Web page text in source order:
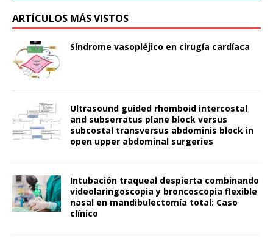
ARTÍCULOS MÁS VISTOS
Síndrome vasopléjico en cirugía cardíaca
Ultrasound guided rhomboid intercostal
and subserratus plane block versus
subcostal transversus abdominis block in
open upper abdominal surgeries
Intubación traqueal despierta combinando
videolaringoscopia y broncoscopia flexible
nasal en mandibulectomía total: Caso
clínico